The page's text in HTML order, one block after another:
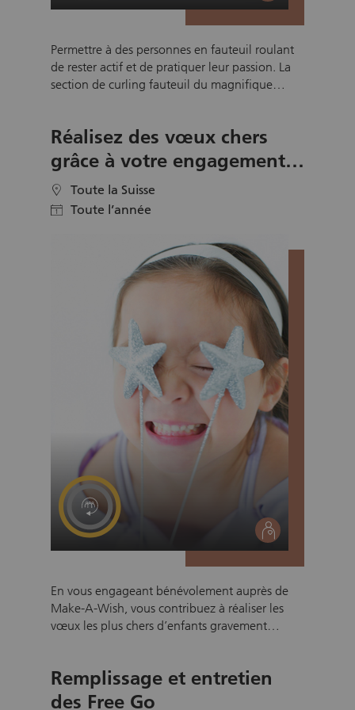
Permettre à des personnes en fauteuil roulant
de rester actif et de pratiquer leur passion. La
section de curling fauteuil du magnifique
joueurs sont capables d’envoyer les pierres
stratégiquement dans la maison et de rivaliser
avec des équipes debouts. Toutefois, ils ont
besoin d’aide dans le déplacement des pierres,
ceci dans une ambiance conviviale ou de
personnes en situation de handicap, passe par
Réalisez des vœux chers
grâce à votre engagement
en tant que Wishmaker
location Toute la Suisse
calendar Toute l’année
social
En vous engageant bénévolement auprès de
Make-A-Wish, vous contribuez à réaliser les
vœux les plus chers d’enfants gravement
familles dans la réalisation de leur souhait,
faites partie d’une équipe engagée et
Remplissage et entretien
des Free Go